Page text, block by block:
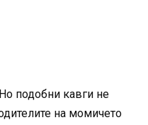
подобни кавги не
на момичето